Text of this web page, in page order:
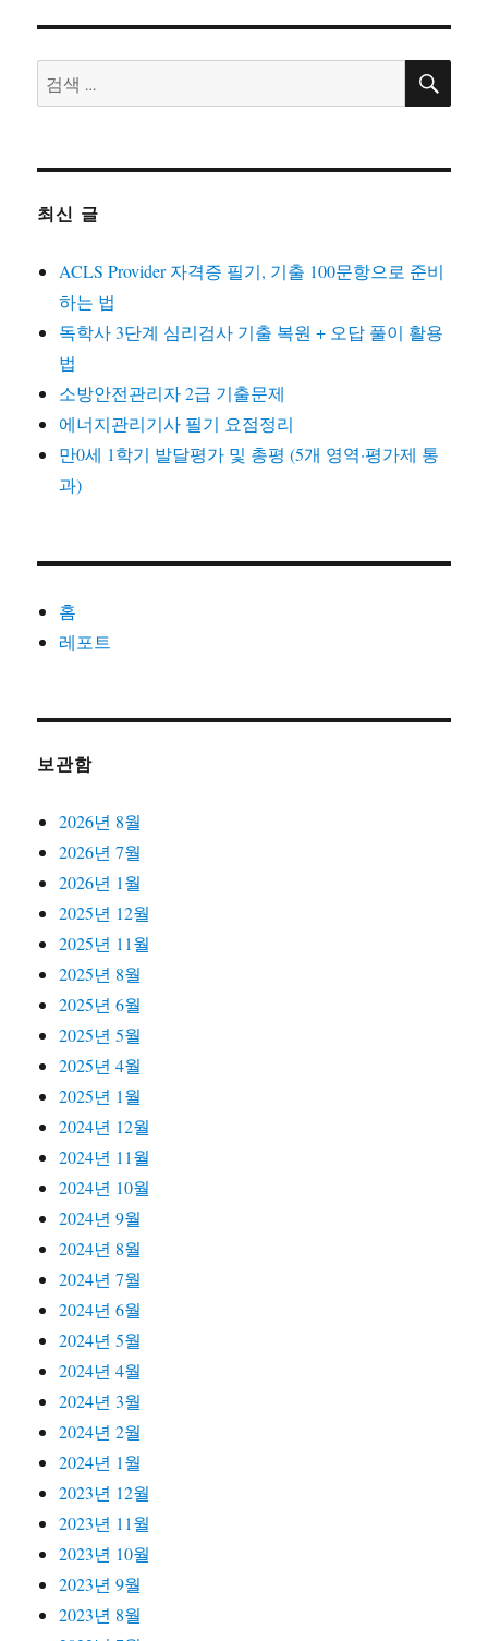
검
색:
검
최신 글
ACLS Provider 자격증 필기, 기출 100문항으로 준비
하는 법
독학사 3단계 심리검사 기출 복원 + 오답 풀이 활용
법
소방안전관리자 2급 기출문제
에너지관리기사 필기 요점정리
만0세 1학기 발달평가 및 총평 (5개 영역·평가제 통
과)
홈
레포트
보관함
2026년 8월
2026년 7월
2026년 1월
2025년 12월
2025년 11월
2025년 8월
2025년 6월
2025년 5월
2025년 4월
2025년 1월
2024년 12월
2024년 11월
2024년 10월
2024년 9월
2024년 8월
2024년 7월
2024년 6월
2024년 5월
2024년 4월
2024년 3월
2024년 2월
2024년 1월
2023년 12월
2023년 11월
2023년 10월
2023년 9월
2023년 8월